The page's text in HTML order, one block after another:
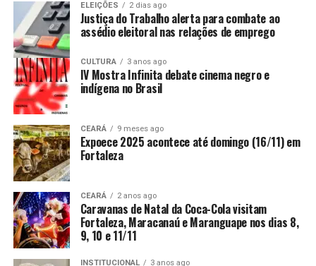
ELEIÇÕES 2 dias ago
Justiça do Trabalho alerta para combate ao
assédio eleitoral nas relações de emprego
CULTURA 3 anos ago
IV Mostra Infinita debate cinema negro e
indígena no Brasil
CEARÁ 9 meses ago
Expoece 2025 acontece até domingo (16/11) em
Fortaleza
CEARÁ 2 anos ago
Caravanas de Natal da Coca-Cola visitam
Fortaleza, Maracanaú e Maranguape nos dias 8,
9, 10 e 11/11
INSTITUCIONAL 3 anos ago